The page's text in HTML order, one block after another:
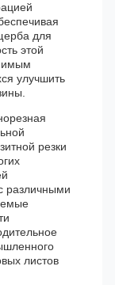
для
этой
улучшить
резки
различными
листов